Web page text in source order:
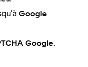
Google
Google.